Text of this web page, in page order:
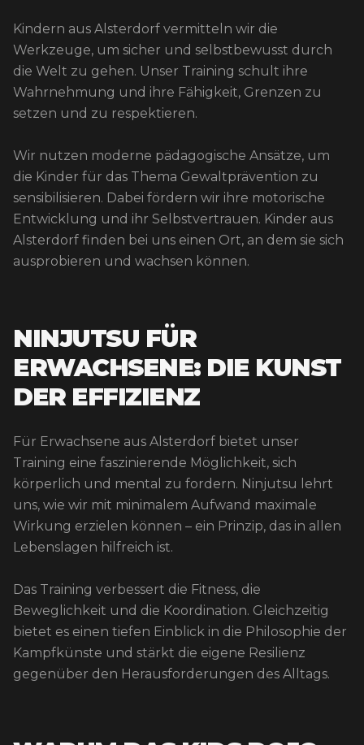
Kindern aus Alsterdorf vermitteln wir die
Werkzeuge, um sicher und selbstbewusst durch
die Welt zu gehen. Unser Training schult ihre
Wahrnehmung und ihre Fähigkeit, Grenzen zu
setzen und zu respektieren.
Wir nutzen moderne pädagogische Ansätze, um
die Kinder für das Thema Gewaltprävention zu
sensibilisieren. Dabei fördern wir ihre motorische
Entwicklung und ihr Selbstvertrauen. Kinder aus
Alsterdorf finden bei uns einen Ort, an dem sie sich
ausprobieren und wachsen können.
NINJUTSU FÜR
ERWACHSENE: DIE KUNST
DER EFFIZIENZ
Für Erwachsene aus Alsterdorf bietet unser
Training eine faszinierende Möglichkeit, sich
körperlich und mental zu fordern. Ninjutsu lehrt
uns, wie wir mit minimalem Aufwand maximale
Wirkung erzielen können – ein Prinzip, das in allen
Lebenslagen hilfreich ist.
Das Training verbessert die Fitness, die
Beweglichkeit und die Koordination. Gleichzeitig
bietet es einen tiefen Einblick in die Philosophie der
Kampfkünste und stärkt die eigene Resilienz
gegenüber den Herausforderungen des Alltags.